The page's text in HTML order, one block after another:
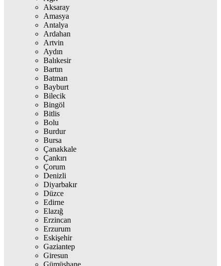
Aksaray
Amasya
Antalya
Ardahan
Artvin
Aydın
Balıkesir
Bartın
Batman
Bayburt
Bilecik
Bingöl
Bitlis
Bolu
Burdur
Bursa
Çanakkale
Çankırı
Çorum
Denizli
Diyarbakır
Düzce
Edirne
Elazığ
Erzincan
Erzurum
Eskişehir
Gaziantep
Giresun
Gümüşhane